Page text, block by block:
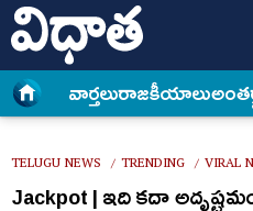
వార్త‌లురాజకీయాలు
TELUGU NEWS / TRENDING / VIRAL
Jackpot | ఇది కదా